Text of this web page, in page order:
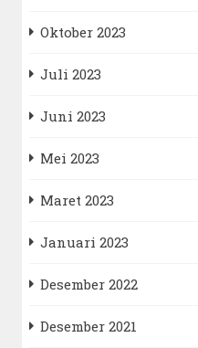
Oktober 2023
Juli 2023
Juni 2023
Mei 2023
Maret 2023
Januari 2023
Desember 2022
Desember 2021